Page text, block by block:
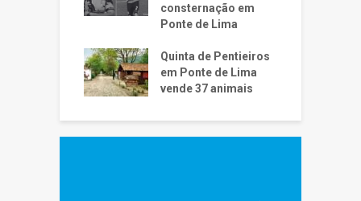
consternação em
Ponte de Lima
Quinta de Pentieiros
em Ponte de Lima
vende 37 animais